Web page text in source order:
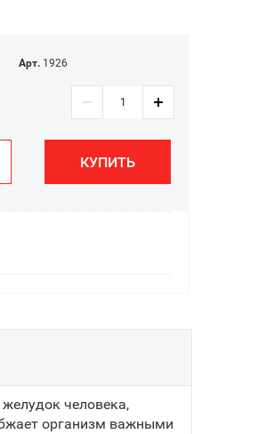
Арт. 1926
КУПИТЬ
человека,
организм важными